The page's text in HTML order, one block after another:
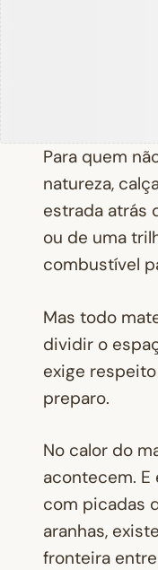
Para quem
natureza,
estrada atrás
ou de uma
combustível
Mas todo
dividir o
exige
preparo.
No calor do
acontecem.
com picadas
aranhas,
fronteira